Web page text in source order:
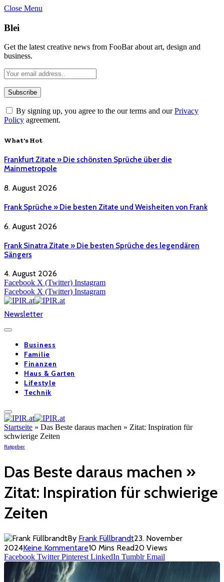
Close Menu
Blei
Get the latest creative news from FooBar about art, design and
business.
By signing up, you agree to the our terms and ourPrivacy
Policy agreement.
What's Hot
Frankfurt Zitate » Die schönsten Sprüche über die
Mainmetropole
8. August 2026
Frank Sprüche » Die besten Zitate und Weisheiten von Frank
6. August 2026
Frank Sinatra Zitate » Die besten Sprüche des legendären
Sängers
4. August 2026
Facebook X (Twitter) Instagram
Facebook X (Twitter) Instagram
Newsletter
Business
Familie
Finanzen
Haus & Garten
Lifestyle
Technik
Startseite » Das Beste daraus machen » Zitat: Inspiration für
schwierige Zeiten
Ratgeber
Das Beste daraus machen »
Zitat: Inspiration für schwierige
Zeiten
By Frank Füllbrandt23. November
2024Keine Kommentare10 Mins Read20 Views
Facebook Twitter Pinterest LinkedIn Tumblr Email